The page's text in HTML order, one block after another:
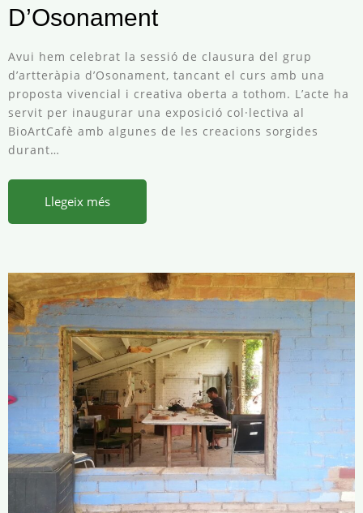
D’Osonament
Avui hem celebrat la sessió de clausura del grup
d’artteràpia d’Osonament, tancant el curs amb una
proposta vivencial i creativa oberta a tothom. L’acte ha
servit per inaugurar una exposició col·lectiva al
BioArtCafè amb algunes de les creacions sorgides
durant…
Llegeix més